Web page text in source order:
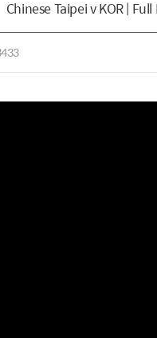
Chinese Taipei v KOR |